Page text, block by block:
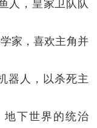
人，皇家卫队队
家，喜欢主角并
器人，以杀死主
地下世界的统治